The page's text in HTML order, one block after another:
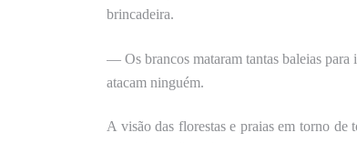
brincadeira.
— Os brancos mataram tantas baleias
atacam ninguém.
A visão das florestas e praias em torno